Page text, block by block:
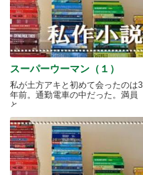
スーパーウーマン（１）
私が土方アキと初めて会ったのは3
年前。通勤電車の中だった。満員
と.....